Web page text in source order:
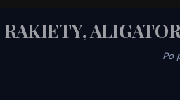
RAKIETY,
Po